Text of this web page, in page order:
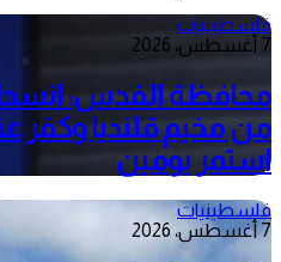
فلسطينيات
7 أغسطس، 2026
محافظة القدس:
من مخيم قلنديا وكفر
استمر يومين
فلسطينيات
7 أغسطس، 2026